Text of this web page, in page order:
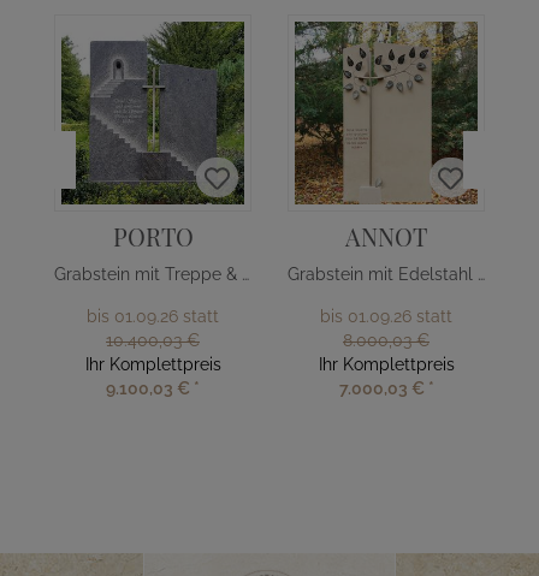
PORTO
Grabstein mit Treppe & Edelstahl Kreuz
bis 01.09.26 statt
10.400,03 €
Ihr Komplettpreis
9.100,03 € *
ANNOT
Grabstein mit Edelstahl Baum
bis 01.09.26 statt
8.000,03 €
Ihr Komplettpreis
7.000,03 € *